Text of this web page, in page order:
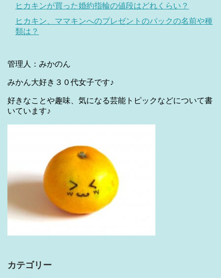
ヒカキンが買った婚約指輪の値段はどれくらい？
ヒカキン、ママキンへのプレゼントのバックの名前や種
類は？
管理人：みかのん
みかん大好き３０代女子です♪
好きなことや趣味、気になる芸能トピックなどについて書
いています♪
カテゴリー